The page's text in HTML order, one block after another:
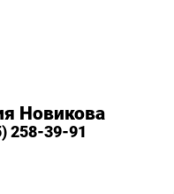
Новикова
258-39-91